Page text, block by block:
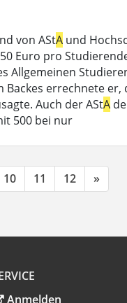
von AStA und
Euro pro
Allgemeinen
errechnete
Auch der AStA
500 bei nur
10 11 12 »
Anmelden